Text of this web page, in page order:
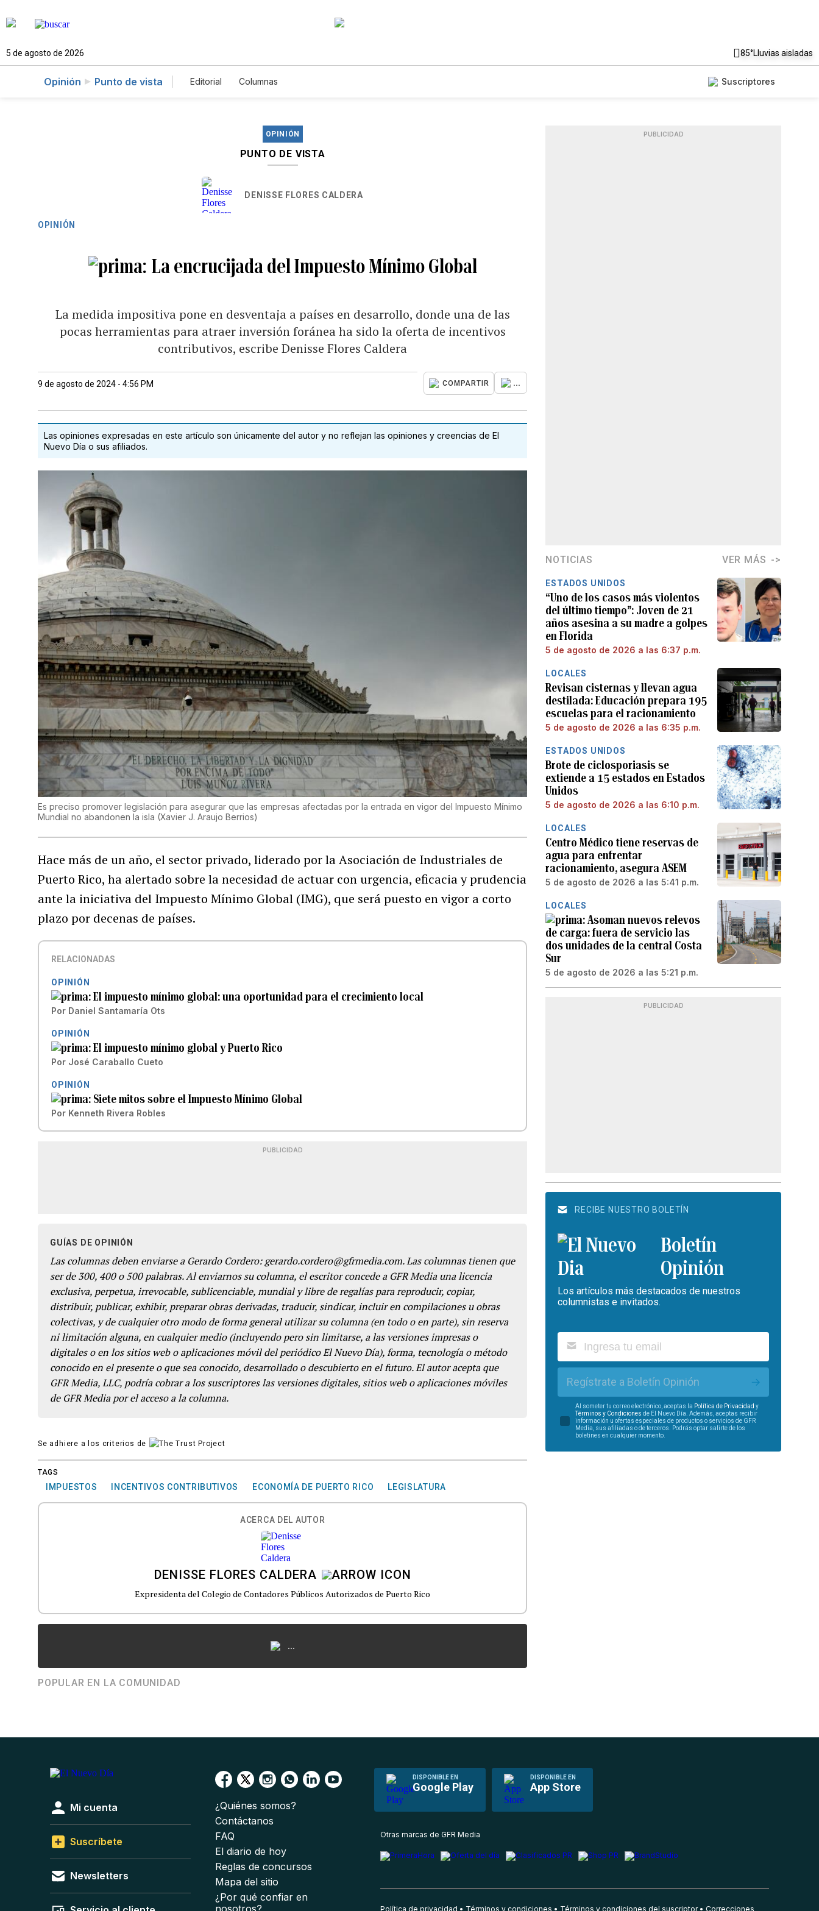
5 de agosto de 2026 85°Lluvias aisladas
Opinión Punto de vista Editorial Columnas Suscriptores
OPINIÓN
PUNTO DE VISTA
DENISSE FLORES CALDERA
OPINIÓN
La encrucijada del Impuesto Mínimo Global
La medida impositiva pone en desventaja a países en desarrollo, donde una de las
pocas herramientas para atraer inversión foránea ha sido la oferta de incentivos
contributivos, escribe Denisse Flores Caldera
9 de agosto de 2024 - 4:56 PM COMPARTIR ...
Las opiniones expresadas en este artículo son únicamente del autor y no reflejan las opiniones y creencias de El
Nuevo Día o sus afiliados.
Es preciso promover legislación para asegurar que las empresas afectadas por la entrada en vigor del Impuesto Mínimo
Mundial no abandonen la isla (Xavier J. Araujo Berrios)
Hace más de un año, el sector privado, liderado por la Asociación de Industriales de
Puerto Rico, ha alertado sobre la necesidad de actuar con urgencia, eficacia y prudencia
ante la iniciativa del Impuesto Mínimo Global (IMG), que será puesto en vigor a corto
plazo por decenas de países.
RELACIONADAS
OPINIÓN
El impuesto mínimo global: una oportunidad para el crecimiento local
Por Daniel Santamaría Ots
OPINIÓN
El impuesto mínimo global y Puerto Rico
Por José Caraballo Cueto
OPINIÓN
Siete mitos sobre el Impuesto Mínimo Global
Por Kenneth Rivera Robles
PUBLICIDAD
GUÍAS DE OPINIÓN
Las columnas deben enviarse a Gerardo Cordero: gerardo.cordero@gfrmedia.com. Las columnas tienen que
ser de 300, 400 o 500 palabras. Al enviarnos su columna, el escritor concede a GFR Media una licencia
exclusiva, perpetua, irrevocable, sublicenciable, mundial y libre de regalías para reproducir, copiar,
distribuir, publicar, exhibir, preparar obras derivadas, traducir, sindicar, incluir en compilaciones u obras
colectivas, y de cualquier otro modo de forma general utilizar su columna (en todo o en parte), sin reserva
ni limitación alguna, en cualquier medio (incluyendo pero sin limitarse, a las versiones impresas o
digitales o en los sitios web o aplicaciones móvil del periódico El Nuevo Día), forma, tecnología o método
conocido en el presente o que sea conocido, desarrollado o descubierto en el futuro. El autor acepta que
GFR Media, LLC, podría cobrar a los suscriptores las versiones digitales, sitios web o aplicaciones móviles
de GFR Media por el acceso a la columna.
Se adhiere a los criterios de
TAGS
IMPUESTOS INCENTIVOS CONTRIBUTIVOS ECONOMÍA DE PUERTO RICO LEGISLATURA
ACERCA DEL AUTOR
DENISSE FLORES CALDERA
Expresidenta del Colegio de Contadores Públicos Autorizados de Puerto Rico
...
POPULAR EN LA COMUNIDAD
PUBLICIDAD
NOTICIAS VER MÁS
ESTADOS UNIDOS
“Uno de los casos más violentos
del último tiempo”: Joven de 21
años asesina a su madre a golpes
en Florida
5 de agosto de 2026 a las 6:37 p.m.
LOCALES
Revisan cisternas y llevan agua
destilada: Educación prepara 195
escuelas para el racionamiento
5 de agosto de 2026 a las 6:35 p.m.
ESTADOS UNIDOS
Brote de ciclosporiasis se
extiende a 15 estados en Estados
Unidos
5 de agosto de 2026 a las 6:10 p.m.
LOCALES
Centro Médico tiene reservas de
agua para enfrentar
racionamiento, asegura ASEM
5 de agosto de 2026 a las 5:41 p.m.
LOCALES
Asoman nuevos relevos
de carga: fuera de servicio las
dos unidades de la central Costa
Sur
5 de agosto de 2026 a las 5:21 p.m.
PUBLICIDAD
RECIBE NUESTRO BOLETÍN
Boletín
Opinión
Los artículos más destacados de nuestros
columnistas e invitados.
Regístrate a Boletín Opinión
Al someter tu correo electrónico, aceptas la Política de Privacidad y
Términos y Condiciones de El Nuevo Día. Además, aceptas recibir
información u ofertas especiales de productos o servicios de GFR
Media, sus afiliadas o de terceros. Podrás optar salirte de los
boletines en cualquier momento.
DISPONIBLE EN
Google Play
DISPONIBLE EN
App Store
Mi cuenta
Suscríbete
Newsletters
¿Quiénes somos?
Contáctanos
FAQ
El diario de hoy
Reglas de concursos
Mapa del sitio
¿Por qué confiar en
Otras marcas de GFR Media
Política de privacidad Términos y condiciones Términos y condiciones del suscriptor Correcciones